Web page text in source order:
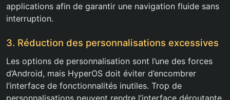
applications afin de garantir une navigation fluide sans
interruption.
3. Réduction des personnalisations excessives
Les options de personnalisation sont l’une des forces
d’Android, mais HyperOS doit éviter d’encombrer
l’interface de fonctionnalités inutiles. Trop de
personnalisations peuvent rendre l’interface déroutante.